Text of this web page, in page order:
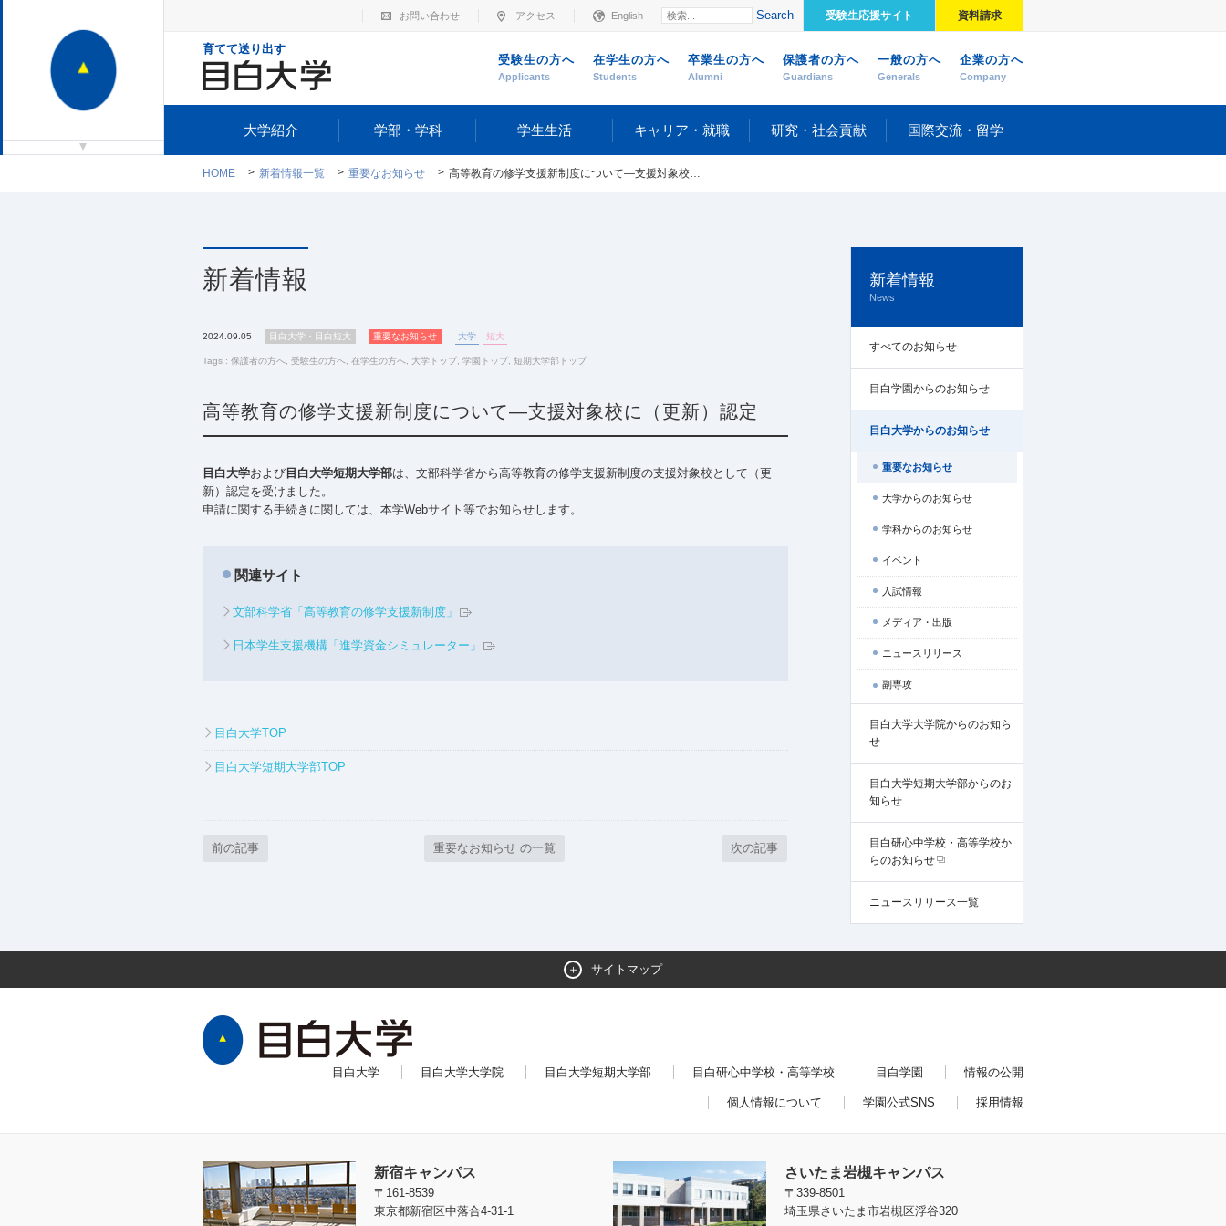
育てて送り出す
お問い合わせ アクセス English Search 受験生応援サイト 資料請求
受験生の方へ
Applicants
在学生の方へ
Students
卒業生の方へ
Alumni
保護者の方へ
Guardians
一般の方へ
Generals
企業の方へ
Company
大学紹介 学部・学科 学生生活 キャリア・就職 研究・社会貢献 国際交流・留学
HOME 新着情報一覧 重要なお知らせ 高等教育の修学支援新制度について―支援対象校に（更新）認定
新着情報
2024.09.05 目白大学・目白短大 重要なお知らせ 大学 短大
Tags : 保護者の方へ 受験生の方へ 在学生の方へ 大学トップ 学園トップ 短期大学部トップ
高等教育の修学支援新制度について―支援対象校に（更新）認定
目白大学および 目白大学短期大学部は、文部科学省から高等教育の修学支援新制度の支援対象校として（更
新）認定を受けました。
申請に関する手続きに関しては、本学Webサイト等でお知らせします。
関連サイト
文部科学省「高等教育の修学支援新制度」
日本学生支援機構「進学資金シミュレーター」
目白大学TOP
目白大学短期大学部TOP
前の記事 重要なお知らせ の一覧 次の記事
新着情報
News
すべてのお知らせ
目白学園からのお知らせ
目白大学からのお知らせ
重要なお知らせ
大学からのお知らせ
学科からのお知らせ
イベント
入試情報
メディア・出版
ニュースリリース
副専攻
目白大学大学院からのお知ら
せ
目白大学短期大学部からのお
知らせ
目白研心中学校・高等学校か
らのお知らせ
ニュースリリース一覧
サイトマップ
目白大学 目白大学大学院 目白大学短期大学部 目白研心中学校・高等学校 目白学園 情報の公開
個人情報について 学園公式SNS 採用情報
新宿キャンパス
〒161-8539
東京都新宿区中落合4-31-1
さいたま岩槻キャンパス
〒339-8501
埼玉県さいたま市岩槻区浮谷320